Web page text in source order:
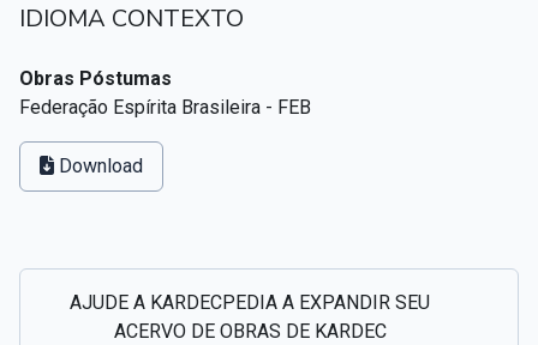
IDIOMA CONTEXTO
Obras Póstumas
Federação Espírita Brasileira - FEB
Download
AJUDE A KARDECPEDIA A EXPANDIR SEU
ACERVO DE OBRAS DE KARDEC